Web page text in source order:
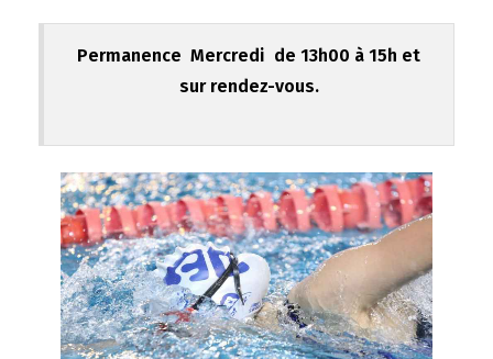
Permanence Mercredi de 13h00 à 15h et
sur rendez-vous.